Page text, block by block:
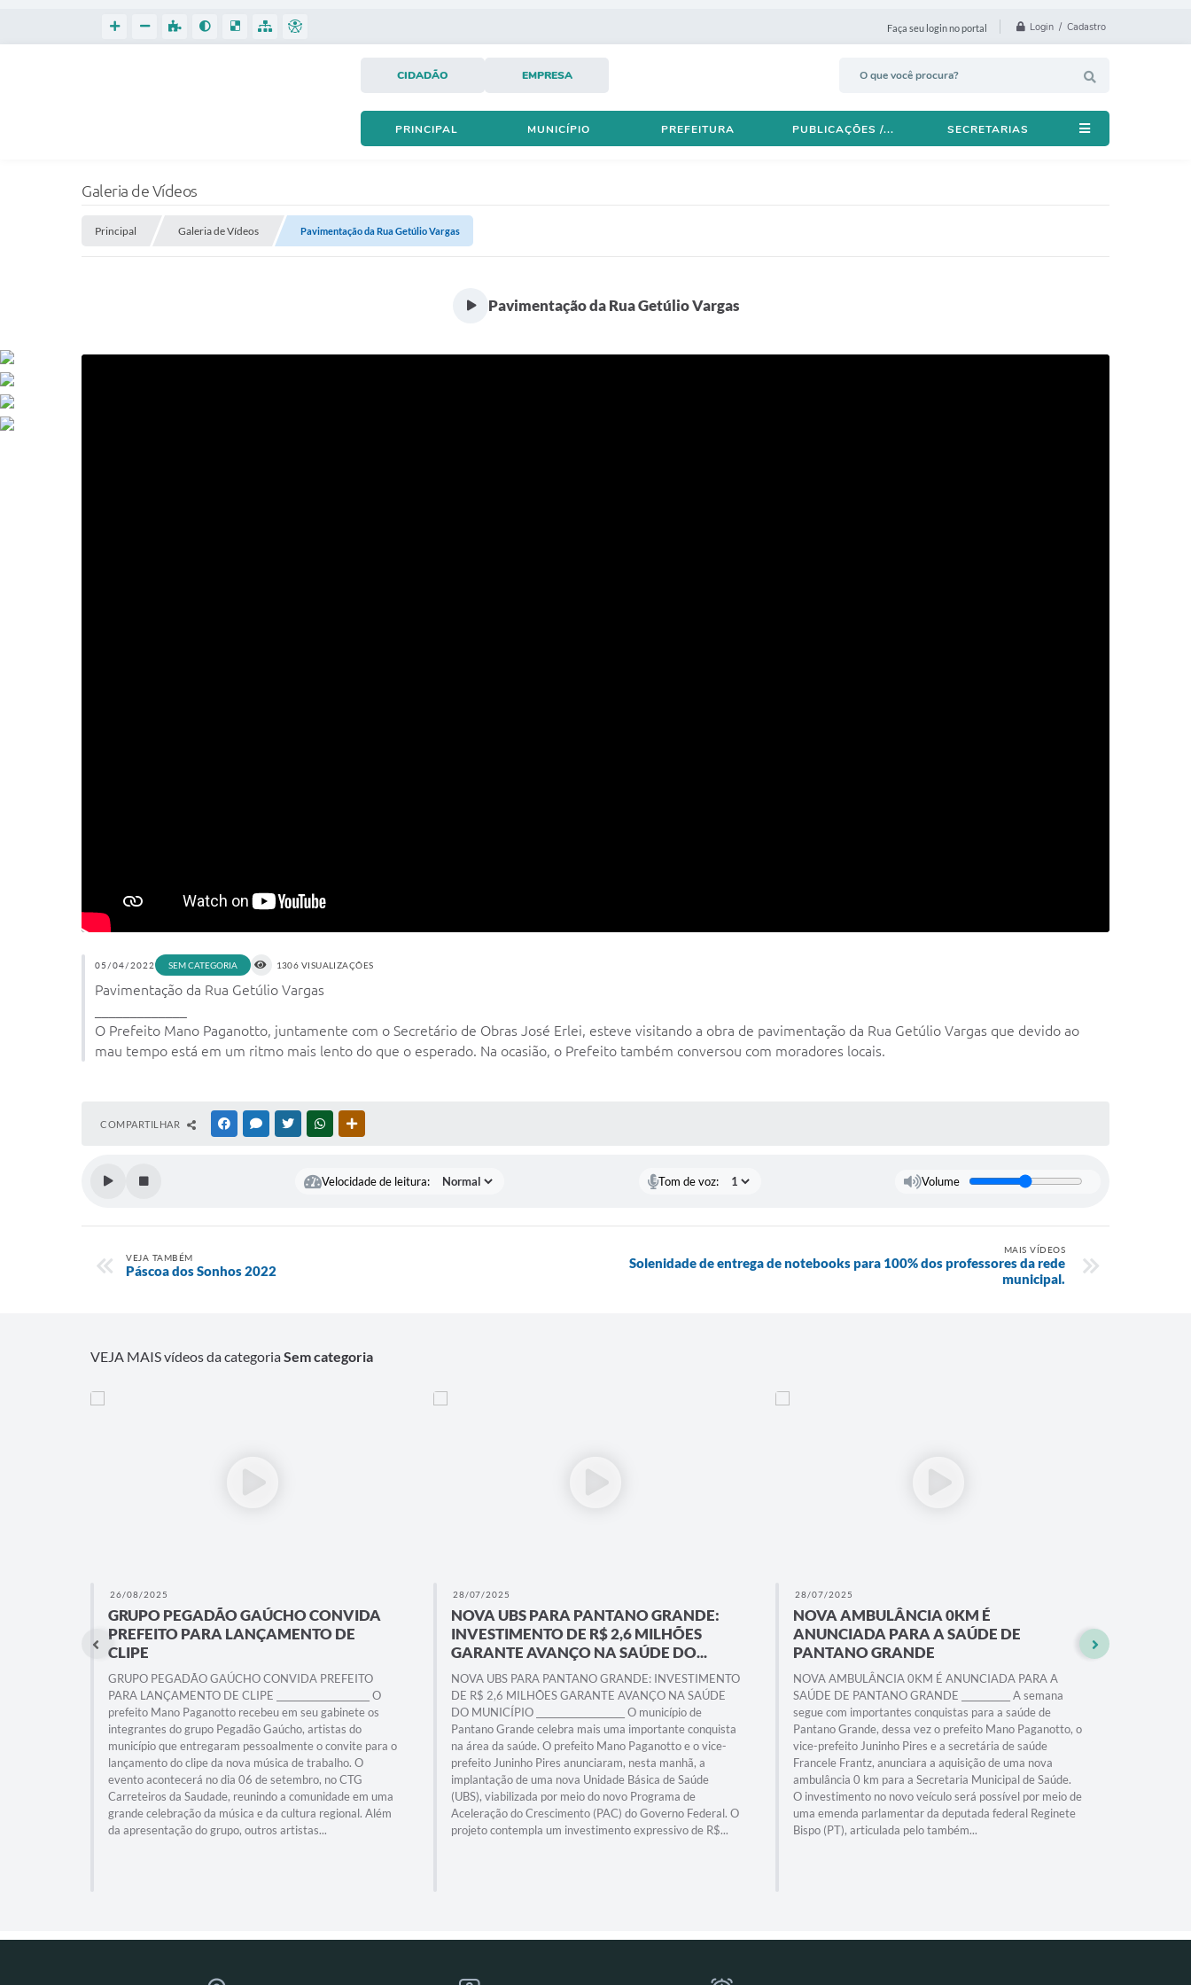
Faça seu login no portal Login / Cadastro
CIDADÃO EMPRESA
PRINCIPAL MUNICÍPIO PREFEITURA PUBLICAÇÕES /... SECRETARIAS
Galeria de Vídeos
Principal Galeria de Vídeos Pavimentação da Rua Getúlio Vargas
Pavimentação da Rua Getúlio Vargas
05/04/2022 SEM CATEGORIA 1306 VISUALIZAÇÕES
Pavimentação da Rua Getúlio Vargas
O Prefeito Mano Paganotto, juntamente com o Secretário de Obras José Erlei, esteve visitando a obra de pavimentação da Rua Getúlio Vargas que devido ao
mau tempo está em um ritmo mais lento do que o esperado. Na ocasião, o Prefeito também conversou com moradores locais.
COMPARTILHAR FACEBOOKMESSENGER
TWITTERWHATSAPP
Velocidade de leitura: Tom de voz: Volume
VEJA TAMBÉM
Páscoa dos Sonhos 2022
MAIS VÍDEOS
Solenidade de entrega de notebooks para 100% dos professores da rede
municipal.
VEJA MAIS vídeos da categoriaSem categoria
26/08/2025
GRUPO PEGADÃO GAÚCHO CONVIDA
PREFEITO PARA LANÇAMENTO DE
CLIPE
GRUPO PEGADÃO GAÚCHO CONVIDA PREFEITO
PARA LANÇAMENTO DE CLIPE _____________________ O
prefeito Mano Paganotto recebeu em seu gabinete os
integrantes do grupo Pegadão Gaúcho, artistas do
município que entregaram pessoalmente o convite para o
lançamento do clipe da nova música de trabalho. O
evento acontecerá no dia 06 de setembro, no CTG
Carreteiros da Saudade, reunindo a comunidade em uma
grande celebração da música e da cultura regional. Além
da apresentação do grupo, outros artistas...
28/07/2025
NOVA UBS PARA PANTANO GRANDE:
INVESTIMENTO DE R$ 2,6 MILHÕES
GARANTE AVANÇO NA SAÚDE DO...
NOVA UBS PARA PANTANO GRANDE: INVESTIMENTO
DE R$ 2,6 MILHÕES GARANTE AVANÇO NA SAÚDE
DO MUNICÍPIO ____________________ O município de
Pantano Grande celebra mais uma importante conquista
na área da saúde. O prefeito Mano Paganotto e o vice-
prefeito Juninho Pires anunciaram, nesta manhã, a
implantação de uma nova Unidade Básica de Saúde
(UBS), viabilizada por meio do novo Programa de
Aceleração do Crescimento (PAC) do Governo Federal. O
projeto contempla um investimento expressivo de R$...
28/07/2025
NOVA AMBULÂNCIA 0KM É
ANUNCIADA PARA A SAÚDE DE
PANTANO GRANDE
NOVA AMBULÂNCIA 0KM É ANUNCIADA PARA A
SAÚDE DE PANTANO GRANDE ___________ A semana
segue com importantes conquistas para a saúde de
Pantano Grande, dessa vez o prefeito Mano Paganotto, o
vice-prefeito Juninho Pires e a secretária de saúde
Francele Frantz, anunciara a aquisição de uma nova
ambulância 0 km para a Secretaria Municipal de Saúde.
O investimento no novo veículo será possível por meio de
uma emenda parlamentar da deputada federal Reginete
Bispo (PT), articulada pelo também...